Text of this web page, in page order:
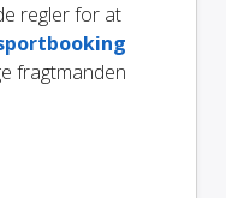
regler for at
fragtmanden